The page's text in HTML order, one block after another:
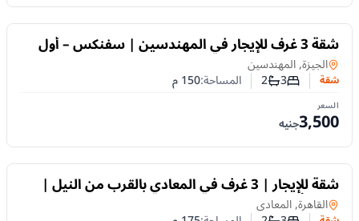
للايجار شقة 3 غرف للإيجار في المهندسين | سفنكس – أول
جامعة الدول العربية
شقةفي
الجيزة, المهندسين
شقة عدد غرف النوم
3عدد الحمامات
2 المساحة:150م
السعر
3,500جنيه
للايجار شقة للإيجار | 3 غرف في المعادي بالقرب من النيل |
يومي أو شهري
شقةفي
القاهرة, المعادى